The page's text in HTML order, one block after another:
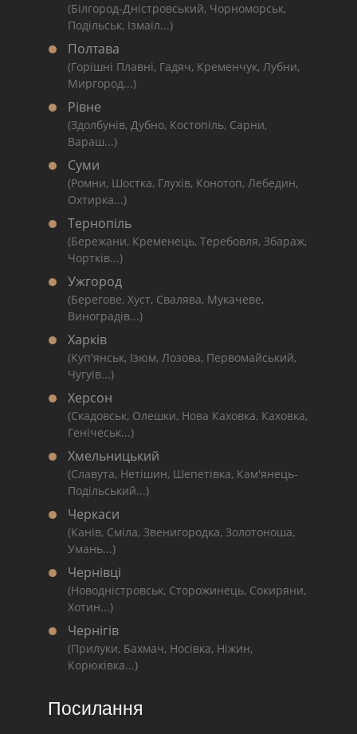
(Білгород-Дністровський, Чорноморськ,
Подільськ, Ізмаїл...)
Полтава
(Горішні Плавні, Гадяч, Кременчук, Лубни,
Миргород...)
Рівне
(Здолбунів, Дубно, Костопіль, Сарни,
Вараш...)
Суми
(Ромни, Шостка, Глухів, Конотоп, Лебедин,
Охтирка...)
Тернопіль
(Бережани, Кременець, Теребовля, Збараж,
Чортків...)
Ужгород
(Берегове, Хуст, Свалява, Мукачеве,
Виноградів...)
Харків
(Куп'янськ, Ізюм, Лозова, Первомайський,
Чугуїв...)
Херсон
(Скадовськ, Олешки, Нова Каховка, Каховка,
Генічеськ...)
Хмельницький
(Славута, Нетішин, Шепетівка, Кам'янець-
Подільський...)
Черкаси
(Канів, Сміла, Звенигородка, Золотоноша,
Умань...)
Чернівці
(Новодністровськ, Сторожинець, Сокиряни,
Хотин...)
Чернігів
(Прилуки, Бахмач, Носівка, Ніжин,
Корюківка...)
Посилання